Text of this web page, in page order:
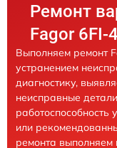
Ремонт
Fagor 6FI-
Выполняем ремонт
устранением
диагностику,
неисправные
работоспособность
или
ремонта